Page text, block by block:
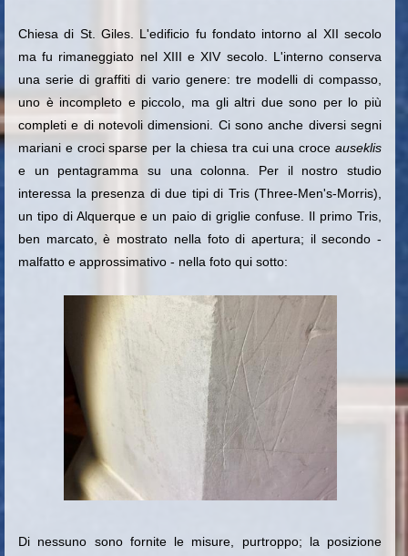
Chiesa di St. Giles. L'edificio fu fondato intorno al XII secolo
ma fu rimaneggiato nel XIII e XIV secolo. L'interno conserva
una serie di graffiti di vario genere: tre modelli di compasso,
uno è incompleto e piccolo, ma gli altri due sono per lo più
completi e di notevoli dimensioni. Ci sono anche diversi segni
mariani e croci sparse per la chiesa tra cui una croceauseklis
e un pentagramma su una colonna. Per il nostro studio
interessa la presenza di due tipi di Tris (Three-Men's-Morris),
un tipo di Alquerque e un paio di griglie confuse. Il primo Tris,
ben marcato, è mostrato nella foto di apertura; il secondo -
malfatto e approssimativo - nella foto qui sotto:
Di nessuno sono fornite le misure, purtroppo; la posizione